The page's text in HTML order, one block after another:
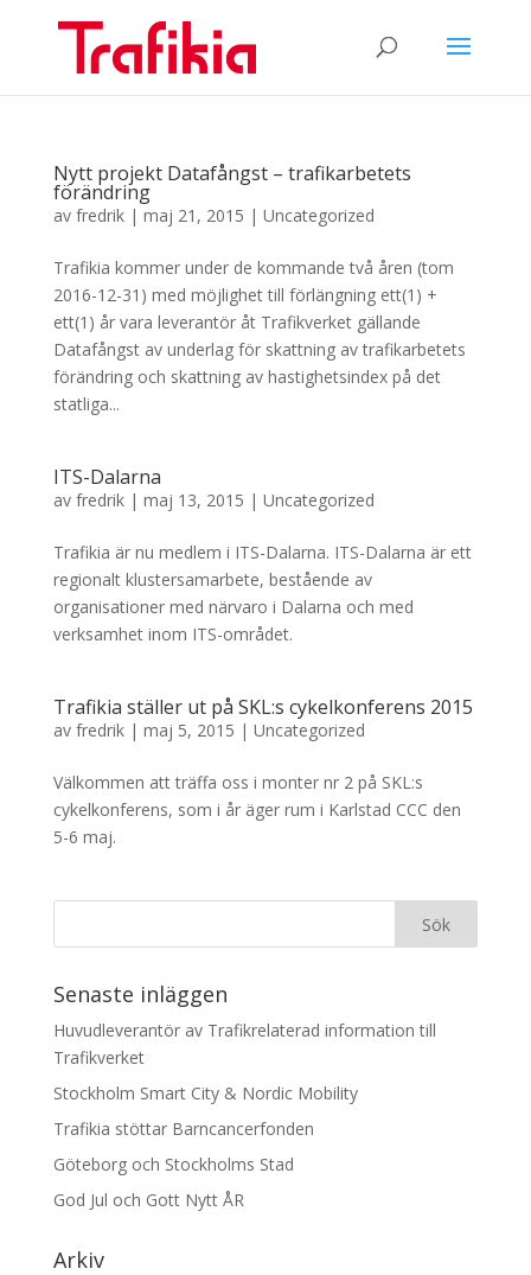
Nytt projekt Datafångst – trafikarbetets
förändring
av fredrik| maj 21, 2015 | Uncategorized
Trafikia kommer under de kommande två åren (tom
2016-12-31) med möjlighet till förlängning ett(1) +
ett(1) år vara leverantör åt Trafikverket gällande
Datafångst av underlag för skattning av trafikarbetets
förändring och skattning av hastighetsindex på det
statliga...
ITS-Dalarna
av fredrik| maj 13, 2015 | Uncategorized
Trafikia är nu medlem i ITS-Dalarna. ITS-Dalarna är ett
regionalt klustersamarbete, bestående av
organisationer med närvaro i Dalarna och med
verksamhet inom ITS-området.
Trafikia ställer ut på SKL:s cykelkonferens 2015
av fredrik| maj 5, 2015 | Uncategorized
Välkommen att träffa oss i monter nr 2 på SKL:s
cykelkonferens, som i år äger rum i Karlstad CCC den
5-6 maj.
Senaste inläggen
Huvudleverantör av Trafikrelaterad information till
Trafikverket
Stockholm Smart City & Nordic Mobility
Trafikia stöttar Barncancerfonden
Göteborg och Stockholms Stad
God Jul och Gott Nytt ÅR
Arkiv